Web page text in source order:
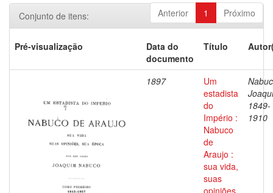
Anterior 1 Próximo
Conjunto de itens:
Pré-visualização
Data do
documento
Título
1897
Um
estadista
do
Império :
Nabuco
de
Araujo :
sua vida,
suas
opiniões,
1849-
1910